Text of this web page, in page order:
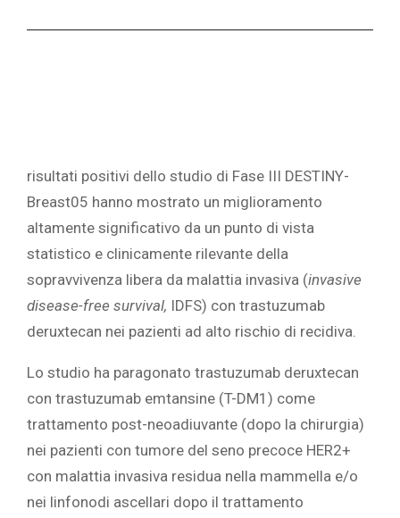
risultati positivi dello studio di Fase III DESTINY-
Breast05 hanno mostrato un miglioramento
altamente significativo da un punto di vista
statistico e clinicamente rilevante della
sopravvivenza libera da malattia invasiva (invasive
disease-free survival, IDFS) con trastuzumab
deruxtecan nei pazienti ad alto rischio di recidiva.
Lo studio ha paragonato trastuzumab deruxtecan
con trastuzumab emtansine (T-DM1) come
trattamento post-neoadiuvante (dopo la chirurgia)
nei pazienti con tumore del seno precoce HER2+
con malattia invasiva residua nella mammella e/o
nei linfonodi ascellari dopo il trattamento